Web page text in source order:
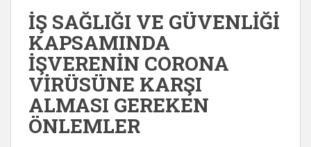
İŞ SAĞLIĞI VE GÜVENLİĞİ
KAPSAMINDA
İŞVERENİN CORONA
VİRÜSÜNE KARŞI
ALMASI GEREKEN
ÖNLEMLER